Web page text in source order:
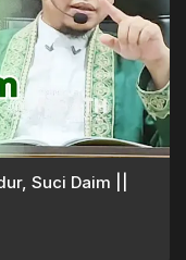
Suci Daim ||